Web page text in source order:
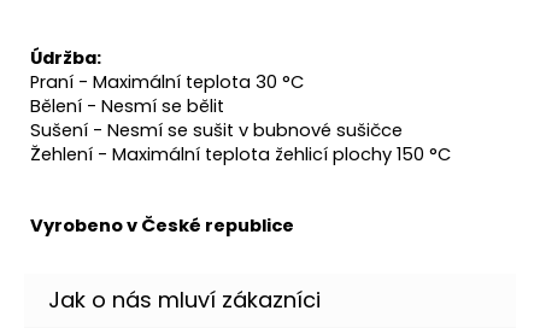
Údržba:
Praní - Maximální teplota 30 °C
Bělení - Nesmí se bělit
Sušení - Nesmí se sušit v bubnové sušičce
Žehlení - Maximální teplota žehlicí plochy 150 °C
Vyrobeno v České republice